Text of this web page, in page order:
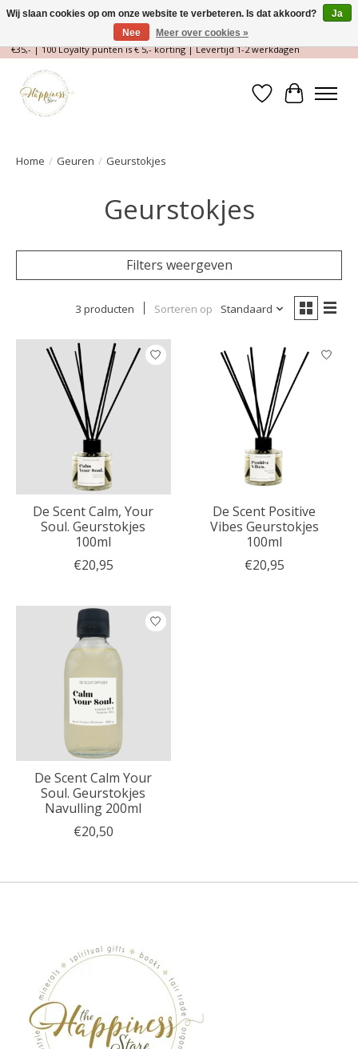
Magische Conceptstore, Edelstenen & Spirituele winkel | Gratis verzending >
€35,- | 100 Loyalty punten is € 5,- korting | Levertijd 1-2 werkdagen
Verlanglijst
Home / Geuren / Geurstokjes
Geurstokjes
Filters weergeven
3 producten Sorteren op Standaard
De Scent Calm, Your
Soul. Geurstokjes
100ml
€20,95
De Scent Positive
Vibes Geurstokjes
100ml
€20,95
De Scent Calm Your
Soul. Geurstokjes
Navulling 200ml
€20,50
Wij slaan cookies op om onze website te verbeteren. Is dat akkoord?
Ja
Nee
Meer over cookies »